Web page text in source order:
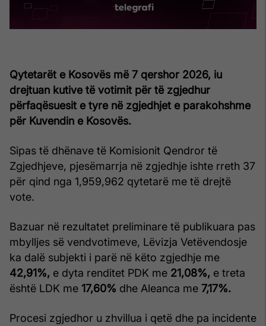
Qytetarët e Kosovës më 7 qershor 2026, iu
drejtuan kutive të votimit për të zgjedhur
përfaqësuesit e tyre në zgjedhjet e parakohshme
për Kuvendin e Kosovës.
Sipas të dhënave të Komisionit Qendror të
Zgjedhjeve, pjesëmarrja në zgjedhje ishte rreth 37
për qind nga 1,959,962 qytetarë me të drejtë
vote.
Bazuar në rezultatet preliminare të publikuara pas
mbylljes së vendvotimeve, Lëvizja Vetëvendosje
ka dalë subjekti i parë në këto zgjedhje me
42,91%, e dyta renditet PDK me 21,08%, e treta
është LDK me 17,60% dhe Aleanca me 7,17%.
Procesi zgjedhor u zhvillua i qetë dhe pa incidente